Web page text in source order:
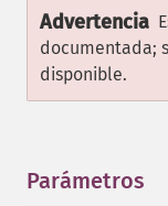
Advertencia
documentada;
disponible.
Parámetros